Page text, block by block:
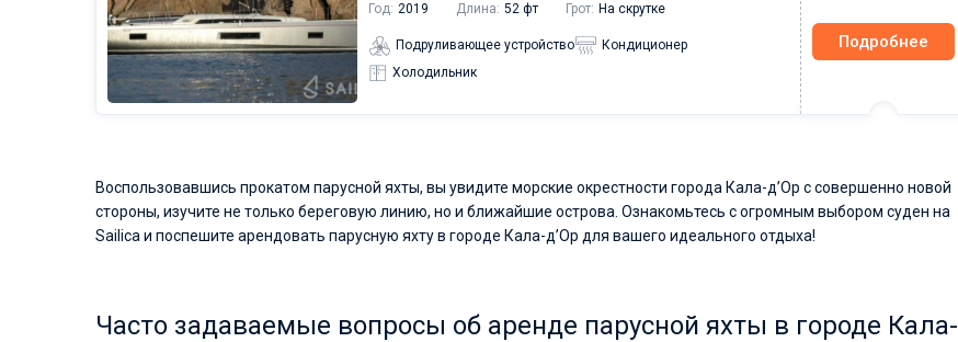
Год: 2019 Длина: 52 фт Грот: На скрутке
Подруливающее устройство
Кондиционер
Холодильник
Подробнее
Воспользовавшись прокатом парусной яхты, вы увидите морские окрестности города Кала-д’Ор с совершенно новой
стороны, изучите не только береговую линию, но и ближайшие острова. Ознакомьтесь с огромным выбором суден на
Sailica и поспешите арендовать парусную яхту в городе Кала-д’Ор для вашего идеального отдыха!
Часто задаваемые вопросы об аренде парусной яхты в городе Кала-